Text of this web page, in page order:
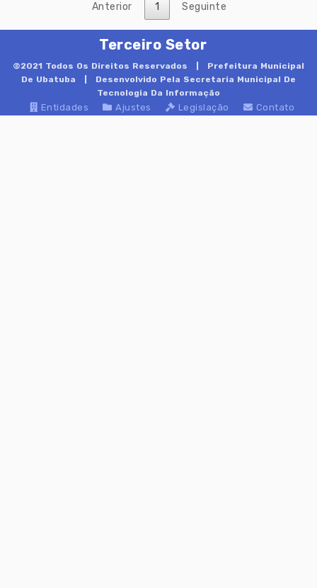
Anterior 1 Seguinte
Terceiro Setor
©2021 Todos Os Direitos Reservados | Prefeitura Municipal
De Ubatuba | Desenvolvido Pela Secretaria Municipal De
Tecnologia Da Informação
Entidades Ajustes Legislação Contato